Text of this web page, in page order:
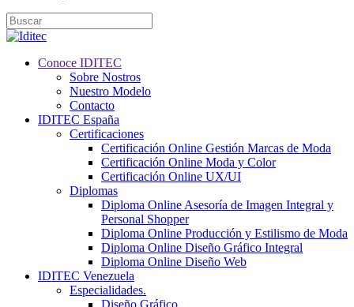
Conoce IDITEC
Sobre Nostros
Nuestro Modelo
Contacto
IDITEC España
Certificaciones
Certificación Online Gestión Marcas de Moda
Certificación Online Moda y Color
Certificación Online UX/UI
Diplomas
Diploma Online Asesoría de Imagen Integral y
Personal Shopper
Diploma Online Producción y Estilismo de Moda
Diploma Online Diseño Gráfico Integral
Diploma Online Diseño Web
IDITEC Venezuela
Especialidades.
Diseño Gráfico